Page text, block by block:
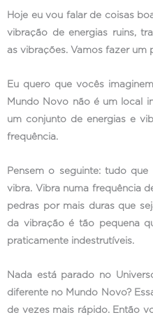
Hoje eu vou falar de coisas
vibração de energias ruins,
as vibrações. Vamos fazer um
Eu quero que vocês
Mundo Novo não é um local
um conjunto de energias e
frequência.
Pensem o seguinte: tudo
vibra. Vibra numa frequência
pedras por mais duras que
da vibração é tão pequena
praticamente indestrutíveis.
Nada está parado no
diferente no Mundo Novo?
de vezes mais rápido. Então